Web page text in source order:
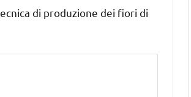
di produzione dei fiori di